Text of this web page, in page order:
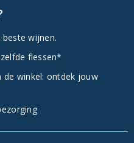
wijnen.
flessen*
de winkel: ontdek jouw